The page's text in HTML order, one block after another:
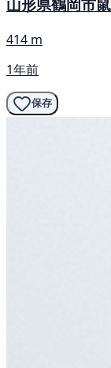
山形県鶴岡市
414 m
1年前
保存